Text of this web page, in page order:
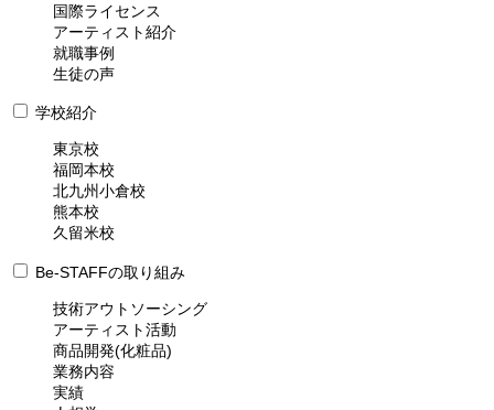
国際ライセンス
アーティスト紹介
就職事例
生徒の声
学校紹介
東京校
福岡本校
北九州小倉校
熊本校
久留米校
Be-STAFFの取り組み
技術アウトソーシング
アーティスト活動
商品開発(化粧品)
業務内容
実績